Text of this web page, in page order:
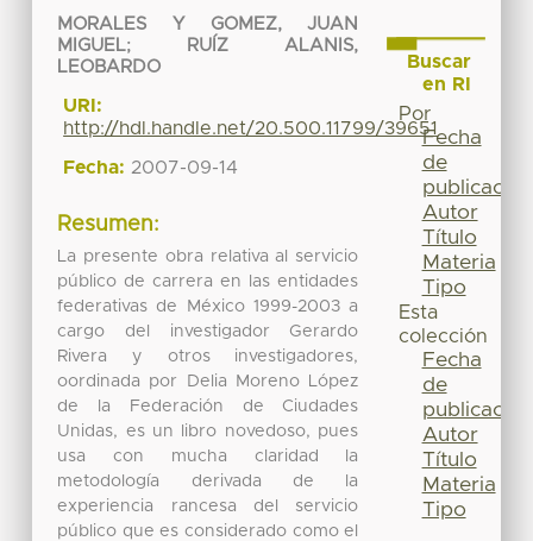
MORALES Y GOMEZ, JUAN
MIGUEL;
RUÍZ ALANIS,
LEOBARDO
URI:
http://hdl.handle.net/20.500.11799/39651
Fecha: 2007-09-14
Resumen:
La presente obra relativa al servicio
público de carrera en las entidades
federativas de México 1999-2003 a
cargo del investigador Gerardo
Rivera y otros investigadores,
oordinada por Delia Moreno López
de la Federación de Ciudades
Unidas, es un libro novedoso, pues
usa con mucha claridad la
metodología derivada de la
experiencia rancesa del servicio
público que es considerado como el
Buscar
en RI
Por
Fecha
de
publicación
Autor
Título
Materia
Tipo
Esta
colección
Fecha
de
publicación
Autor
Título
Materia
Tipo